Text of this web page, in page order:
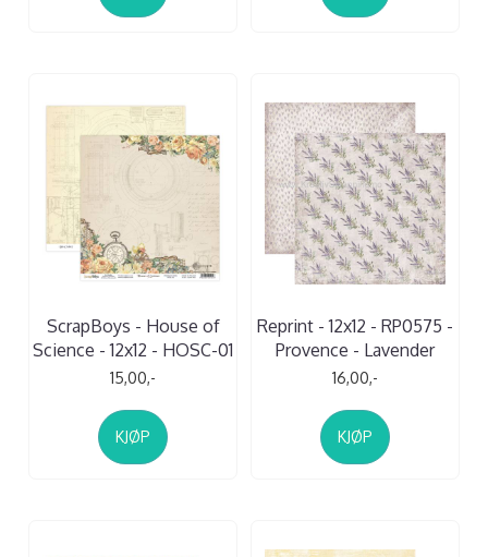
ScrapBoys - House of
Science - 12x12 - HOSC-01
15,00,-
KJØP
Reprint - 12x12 - RP0575 -
Provence - Lavender
16,00,-
KJØP